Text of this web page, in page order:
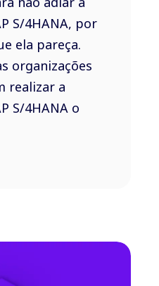
S/4HANA, por
ela pareça.
organizações
realizar a
S/4HANA o